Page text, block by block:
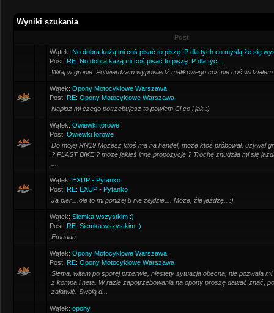
Wyniki szukania
Post
Wątek: No dobra każą mi coś pisać to piszę :P dla tych co myślą że się
Post: RE: No dobra każą mi coś pisać to piszę :P dla tyc...
Witaj w gronie. Potwierdzam wypowiedź malikowego coś nie coś
Wątek: Opony Motocyklowe Warszawa
Post: RE: Opony Motocyklowe Warszawa
Napisz mi czego potrzebujesz to powiem Ci co i jak :)
Wątek: Owiewki torowe
Post: Owiewki torowe
Do mojej RN19 Możesz ktoś ma na handel, może ktoś próbował, używał
? PLAST BIKE ? może jakieś inne propozycje ? Trochę znudziła mi się
Wątek: EXUP - Pytanko
Post: RE: EXUP - Pytanko
Ja pier....ole to mi poniżej 8 nie zejdzie.... Może, źle jeżdżę.. :)
Wątek: Siemka wszystkim :)
Post: RE: Siemka wszystkim :)
Emaaaa
Wątek: Opony Motocyklowe Warszawa
Post: RE: Opony Motocyklowe Warszawa
Siema, witam po sporej przerwie, niestety sytuacja obecna, nie pozwala
z kompa i neta. W razie zapotrzebowania na opony proszę dawać znać,
załatwić. Swoją d...
Wątek: opony